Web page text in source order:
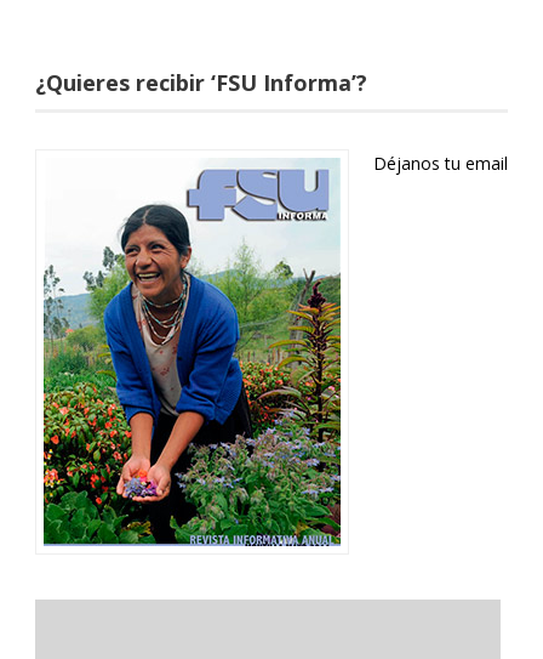
¿Quieres recibir ‘FSU Informa’?
Déjanos tu email